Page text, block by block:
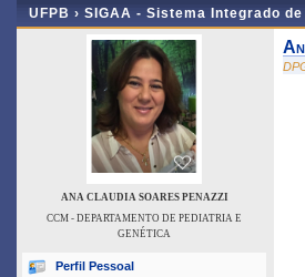
UFPB › SIGAA - Sistema Integrado
ANA CLAUDIA SOARES PENAZZI
CCM - DEPARTAMENTO DE PEDIATRIA E
GENÉTICA
Perfil Pessoal